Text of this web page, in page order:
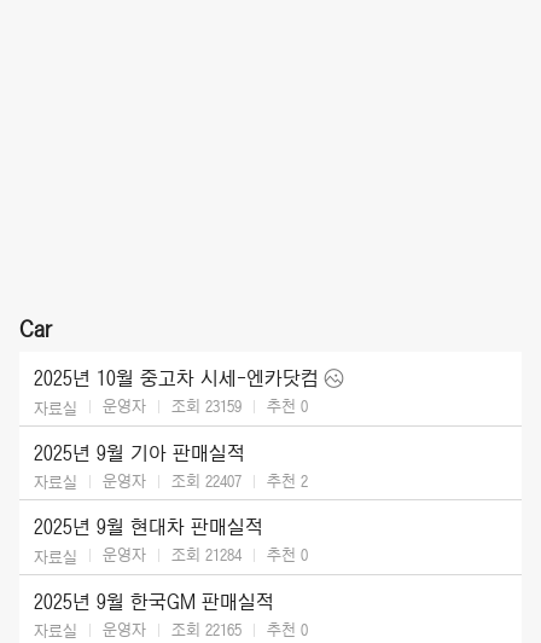
Car
2025년 10월 중고차 시세-엔카닷컴
자료실 운영자 조회 23159 추천 0
2025년 9월 기아 판매실적
자료실 운영자 조회 22407 추천 2
2025년 9월 현대차 판매실적
자료실 운영자 조회 21284 추천 0
2025년 9월 한국GM 판매실적
자료실 운영자 조회 22165 추천 0